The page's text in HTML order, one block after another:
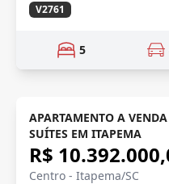
V2761
5
LANÇAMENTO
Vídeo
APARTAMENTO A
SUÍTES EM ITAPEMA
R$
Centro - Itapema/SC